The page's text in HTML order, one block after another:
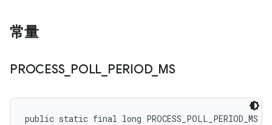
常量
PROCESS_ POLL PERIOD_ MS
public static final long PROCESS_POLL_PERIOD_MS